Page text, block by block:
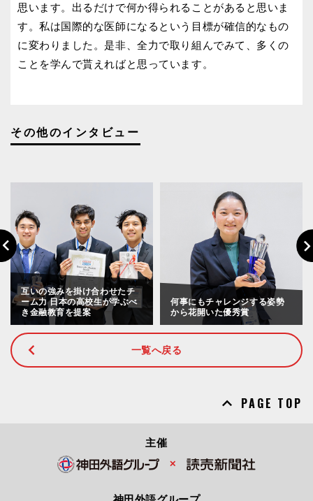
思います。出るだけで何か得られることがあると思いま
す。私は国際的な医師になるという目標が確信的なもの
に変わりました。是非、全力で取り組んでみて、多くの
ことを学んで貰えればと思っています。
その他のインタビュー
Previous
互いの強みを掛け合わせたチ
ーム力 日本の高校生が学ぶべ
き金融教育を提案
何事にもチャレンジする姿勢
から花開いた優秀賞
一覧へ戻る
PAGE TOP
主催
✕